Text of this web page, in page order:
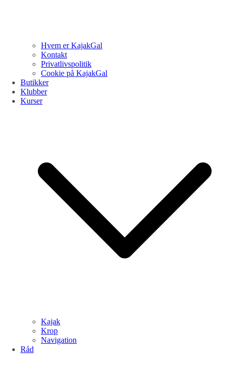
Hvem er KajakGal
Kontakt
Privatlivspolitik
Cookie på KajakGal
Butikker
Klubber
Kurser
Kajak
Krop
Navigation
Råd